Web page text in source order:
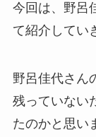
今回は、野呂
て紹介してい
野呂佳代さん
残っていない
たのかと思い